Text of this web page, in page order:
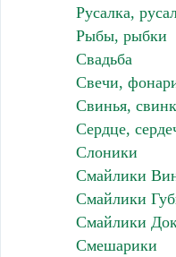
Русалка,
Рыбы, рыбки
Свадьба
Свечи,
Свинья,
Сердце,
Слоники
Смайлики
Смайлики
Смайлики
Смешарики